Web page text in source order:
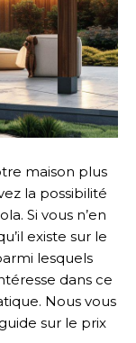
maison plus
la possibilité
Si vous n’en
existe sur le
lesquels
dans ce
Nous vous
sur le prix